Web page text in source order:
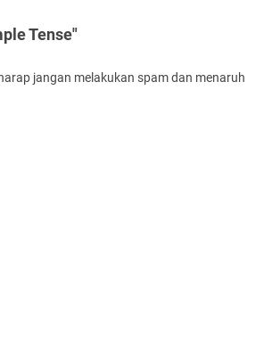
Tense"
jangan melakukan spam dan menaruh